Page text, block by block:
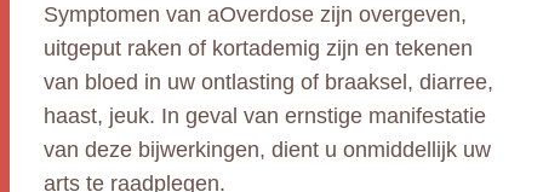
Symptomen van aOverdose zijn overgeven,
uitgeput raken of kortademig zijn en tekenen
van bloed in uw ontlasting of braaksel, diarree,
haast, jeuk. In geval van ernstige manifestatie
van deze bijwerkingen, dient u onmiddellijk uw
arts te raadplegen.